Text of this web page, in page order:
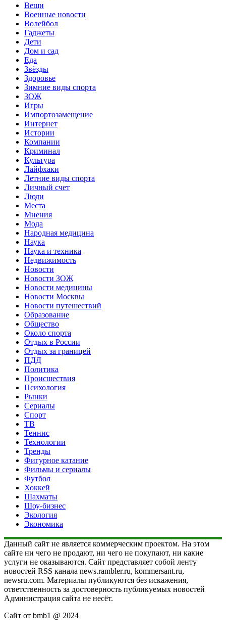
Вещи
Военные новости
Волейбол
Гаджеты
Дети
Дом и сад
Еда
Звёзды
Здоровье
Зимние виды спорта
ЗОЖ
Игры
Импортозамещение
Интернет
Истории
Компании
Криминал
Культура
Лайфхаки
Летние виды спорта
Личный счет
Люди
Места
Мнения
Мода
Народная медицина
Наука
Наука и техника
Недвижимость
Новости
Новости ЗОЖ
Новости медицины
Новости Москвы
Новости путешествий
Образование
Общество
Около спорта
Отдых в России
Отдых за границей
ПДД
Политика
Происшествия
Психология
Рынки
Сериалы
Спорт
ТВ
Теннис
Технологии
Тренды
Фигурное катание
Фильмы и сериалы
Футбол
Хоккей
Шахматы
Шоу-бизнес
Экология
Экономика
Данный сайт не является коммерческим проектом. На этом
сайте ни чего не продают, ни чего не покупают, ни какие
услуги не оказываются. Сайт представляет собой ленту
новостей RSS канала news.rambler.ru, kommersant.ru,
newsru.com. Материалы публикуются без искажения,
ответственность за достоверность публикуемых новостей
Администрация сайта не несёт.
Сайт от bmb1 @ 2024